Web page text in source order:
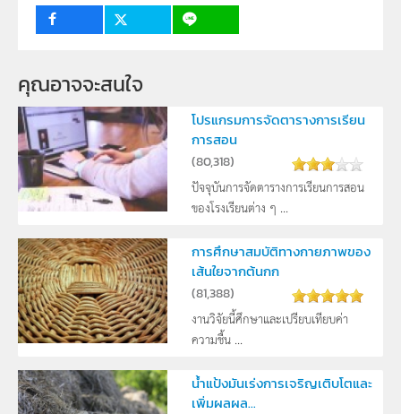
กลุ่มเป้าหมาย
คุณอาจจะสนใจ
โปรแกรมการจัดตารางการเรียน
การสอน
(80,318)
ปัจจุบันการจัดตารางการเรียนการสอน
ของโรงเรียนต่าง ๆ ...
การศึกษาสมบัติทางกายภาพของ
เส้นใยจากต้นกก
(81,388)
งานวิจัยนี้ศึกษาและเปรียบเทียบค่า
ความชื้น ...
น้ำแป้งมันเร่งการเจริญเติบโตและ
เพิ่มผลผล...